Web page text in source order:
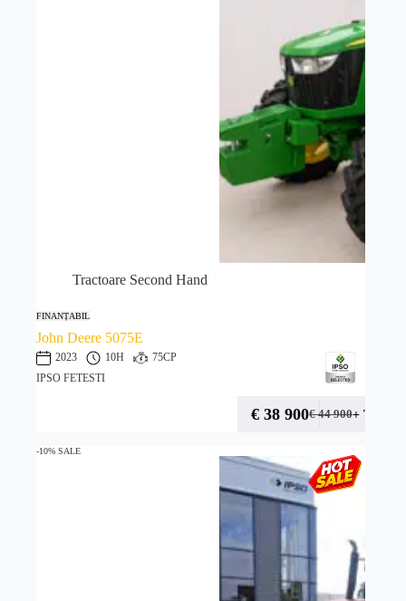
Tractoare Second Hand
FINANȚABIL
John Deere 5075E
2023 10H
75CP
IPSO FETESTI
€44 900
€ 38 900 + TVA
-10% SALE